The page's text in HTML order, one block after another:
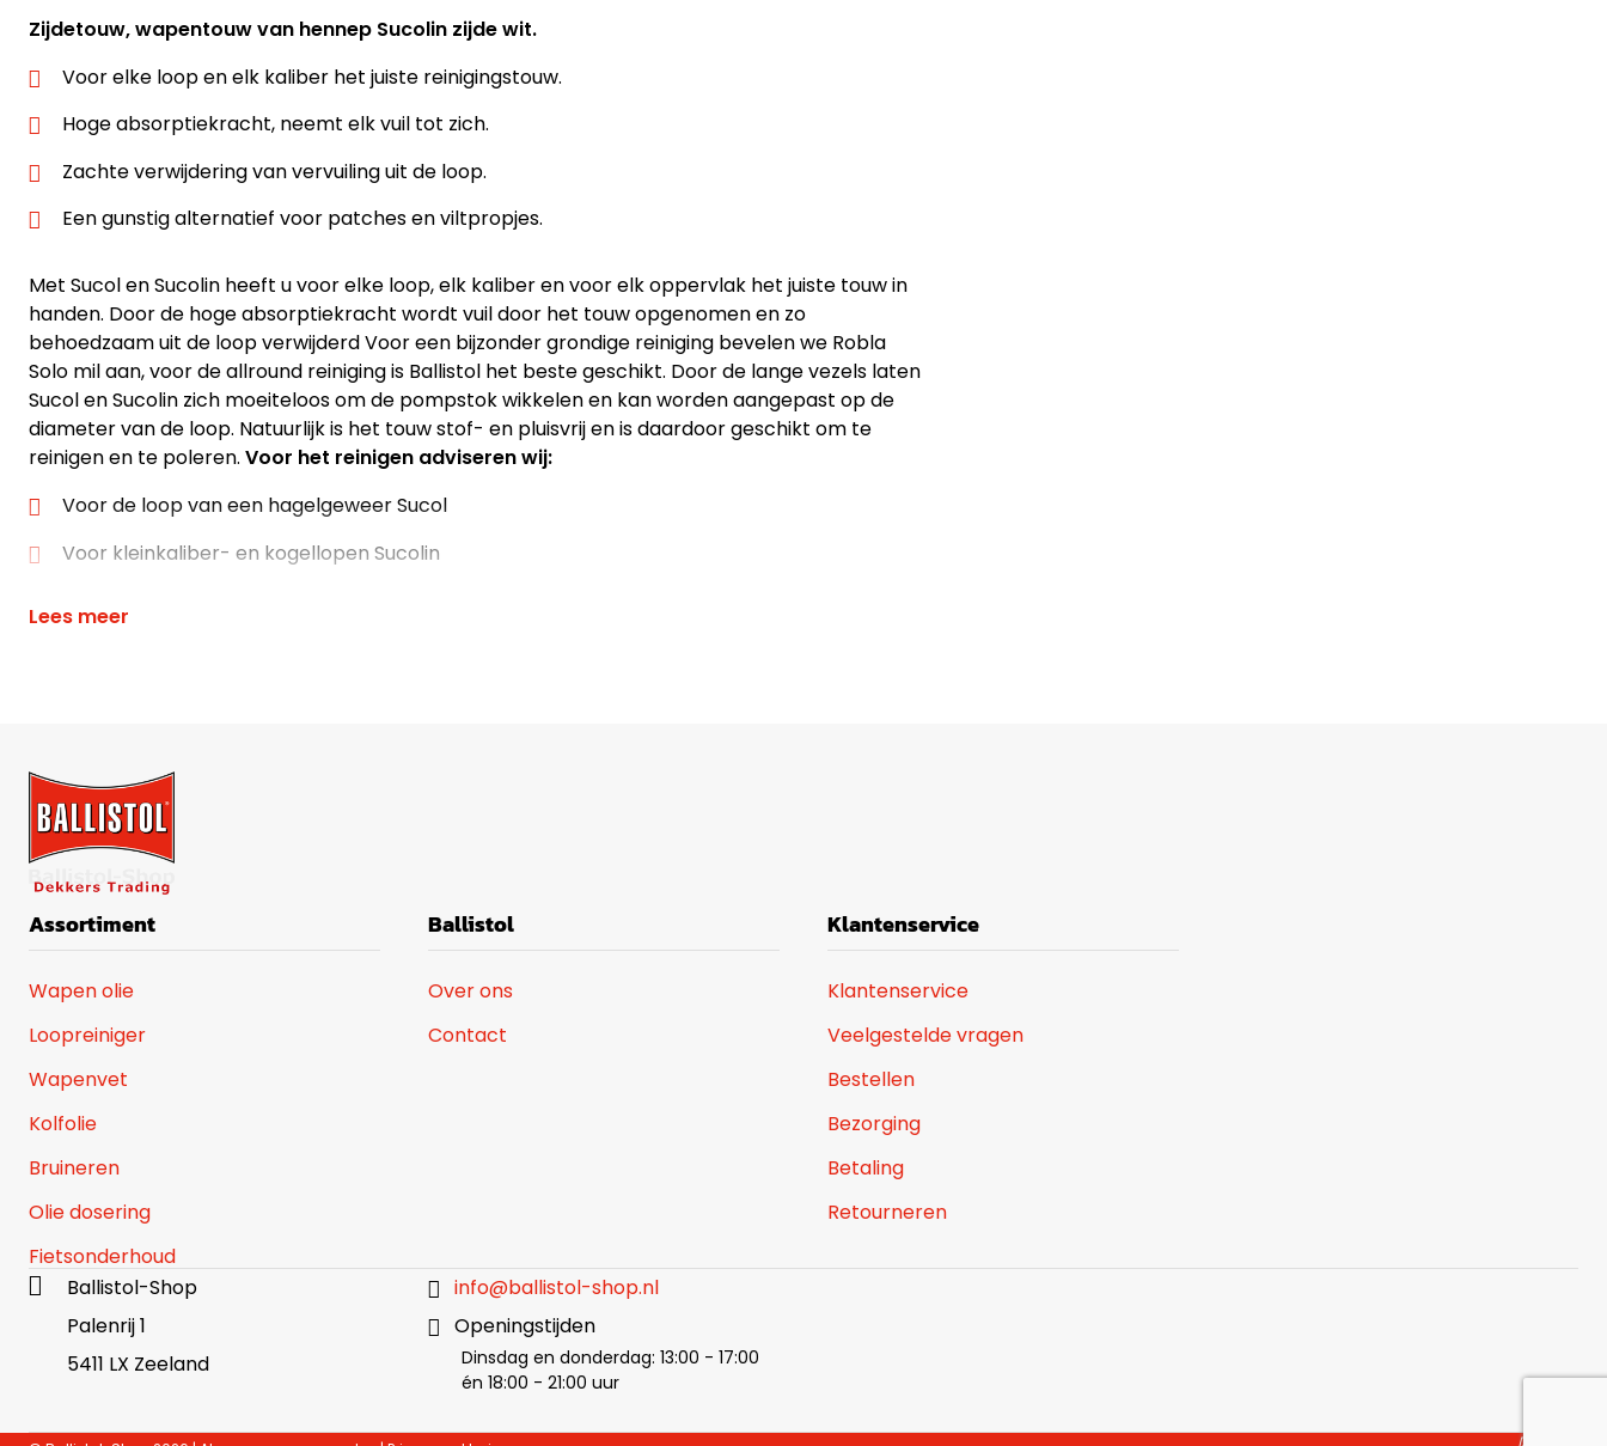
Zijdetouw, wapentouw van hennep Sucolin zijde wit.
Voor elke loop en elk kaliber het juiste reinigingstouw.
Hoge absorptiekracht, neemt elk vuil tot zich.
Zachte verwijdering van vervuiling uit de loop.
Een gunstig alternatief voor patches en viltpropjes.
Met Sucol en Sucolin heeft u voor elke loop, elk kaliber en voor elk oppervlak het juiste touw in
handen. Door de hoge absorptiekracht wordt vuil door het touw opgenomen en zo
behoedzaam uit de loop verwijderd Voor een bijzonder grondige reiniging bevelen we Robla
Solo mil aan, voor de allround reiniging is Ballistol het beste geschikt. Door de lange vezels laten
Sucol en Sucolin zich moeiteloos om de pompstok wikkelen en kan worden aangepast op de
diameter van de loop. Natuurlijk is het touw stof- en pluisvrij en is daardoor geschikt om te
reinigen en te poleren. Voor het reinigen adviseren wij:
Voor de loop van een hagelgeweer Sucol
Voor kleinkaliber- en kogellopen Sucolin
Lees meer
Assortiment
Wapen olie
Loopreiniger
Wapenvet
Kolfolie
Bruineren
Olie dosering
Fietsonderhoud
Ballistol
Over ons
Contact
Klantenservice
Klantenservice
Veelgestelde vragen
Bestellen
Bezorging
Betaling
Retourneren
Ballistol-Shop
Palenrij 1
5411 LX Zeeland
info@ballistol-shop.nl
Openingstijden
Dinsdag en donderdag: 13:00 - 17:00
én 18:00 - 21:00 uur